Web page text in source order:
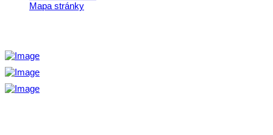
Mapa stránky